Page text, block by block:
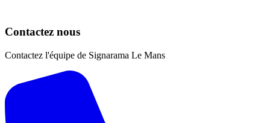
Contactez nous
Contactez l'équipe de Signarama Le Mans